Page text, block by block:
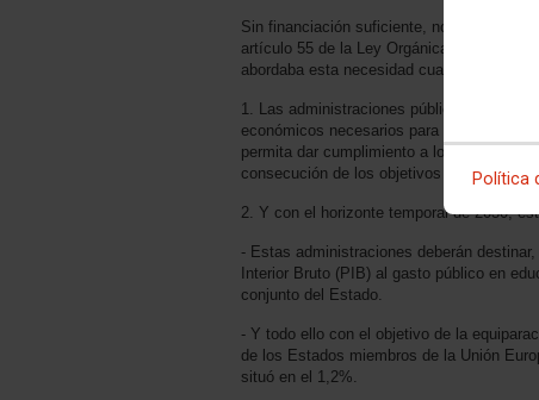
Política
Sin financiación suficiente, no hay
artículo 55 de la Ley Orgánica 2/2023 del
abordaba esta necesidad cuando establece
1. Las administraciones públicas dotarán
económicos necesarios para garantizar la
permita dar cumplimiento a lo establecido
consecución de los objetivos en ella
2. Y con el horizonte temporal de 2030,
- Estas administraciones deberán
Interior Bruto (PIB) al gasto público en
conjunto del Estado.
- Y todo ello con el objetivo de la
de los Estados miembros de la Unión
situó en el 1,2%.